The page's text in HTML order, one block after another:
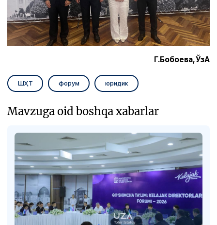
Г.Бобоева, ЎзА
ШҲТ форум юридик
Mavzuga oid boshqa xabarlar